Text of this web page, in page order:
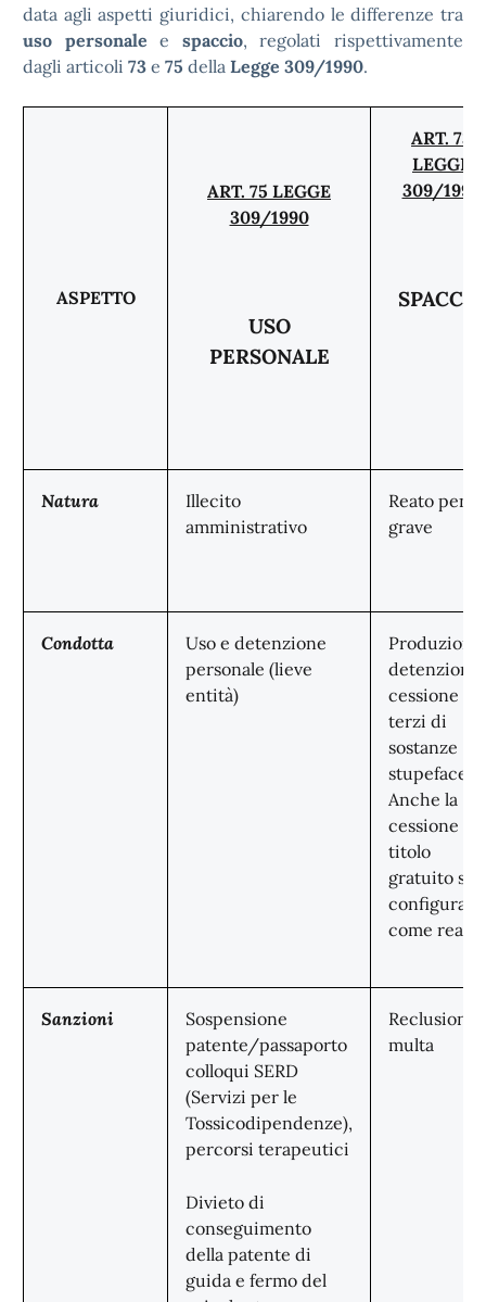
data agli aspetti giuridici, chiarendo le differenze tra
uso personale e spaccio, regolati rispettivamente
dagli articoli 73 e 75 della Legge 309/1990.
ASPETTO
ART. 75 LEGGE
309/1990
USO
PERSONALE
ART. 73
LEGGE
309/1990
SPACCIO
Natura
Illecito
amministrativo
Reato
grave
Condotta
Uso e detenzione
personale (lieve
entità)
Produzione,
detenzione,
cessione a
terzi di
sostanze
Anche la
cessione a
titolo
gratuito si
configura
come reato
Sanzioni
Sospensione
patente/passaporto
colloqui SERD
(Servizi per le
Tossicodipendenze),
percorsi terapeutici
Divieto di
conseguimento
della patente di
guida e fermo del
Reclusione
multa